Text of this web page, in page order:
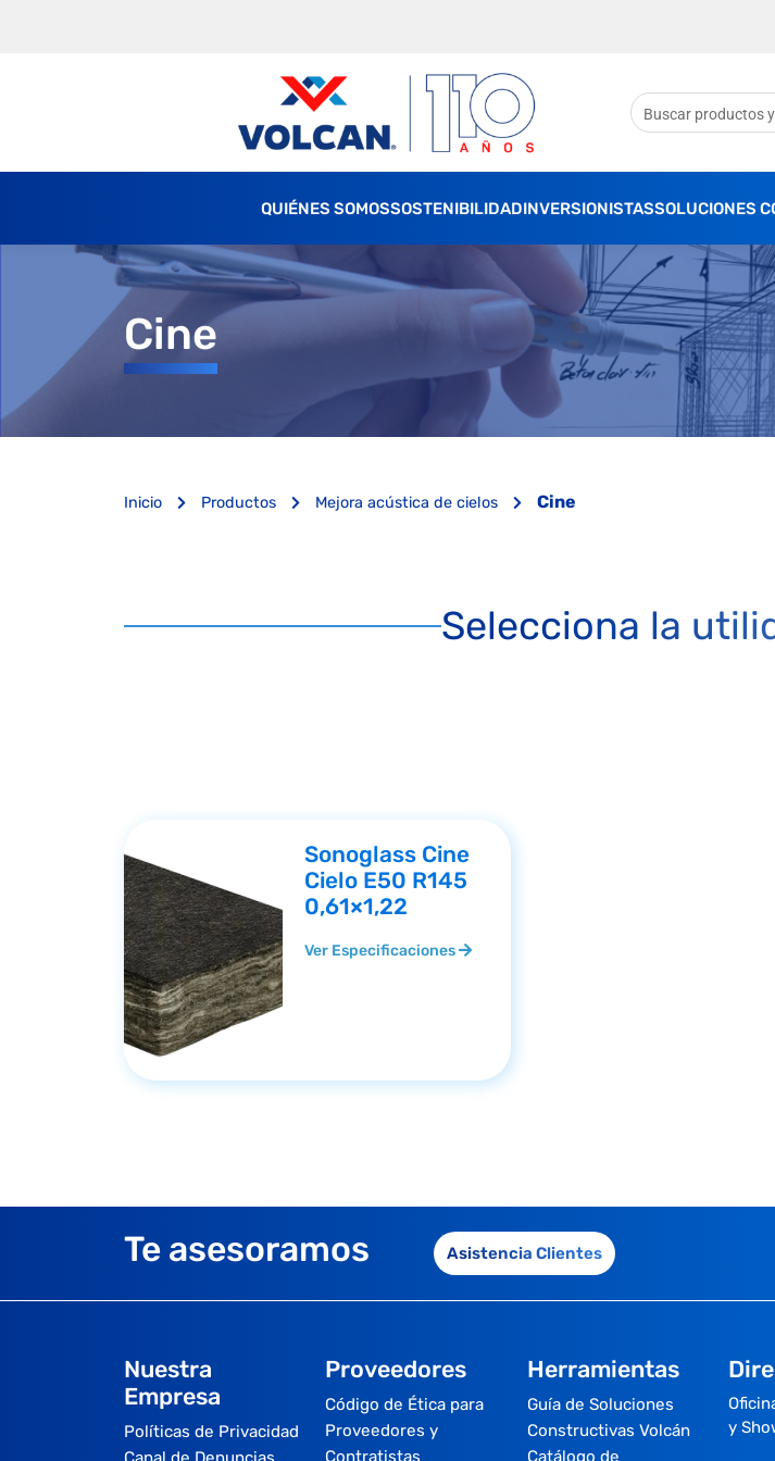
QUIÉNES SOMOSSOSTENIBILIDADINVERSIONISTASSOLUCIONES
Cine
Inicio Productos Mejora acústica de cielos Cine
Selecciona la
Sonoglass Cine
Cielo E50 R145
0,61×1,22
Ver Especificaciones
Te asesoramos Asistencia Clientes
Nuestra
Empresa
Políticas de Privacidad
Proveedores
Código de Ética para
Proveedores y
Contratistas
Herramientas
Guía de Soluciones
Constructivas Volcán
Catálogo de
y